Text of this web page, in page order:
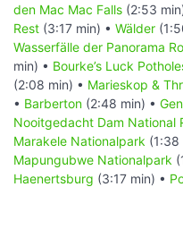
den Mac Mac Falls (2:53
Rest (3:17 min) • Wälder
Wasserfälle der Panorama
min) • Bourke’s Luck
(2:08 min) • Marieskop &
• Barberton (2:48 min) •
Nooitgedacht Dam National
Marakele Nationalpark (1:38
Mapungubwe Nationalpark
Haenertsburg (3:17 min) •